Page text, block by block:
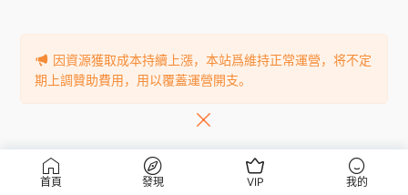
首頁 發現 VIP 我的
因資源獲取成本持續上漲，本站爲維持正常運營，将不定
期上調贊助費用，用以覆蓋運營開支。